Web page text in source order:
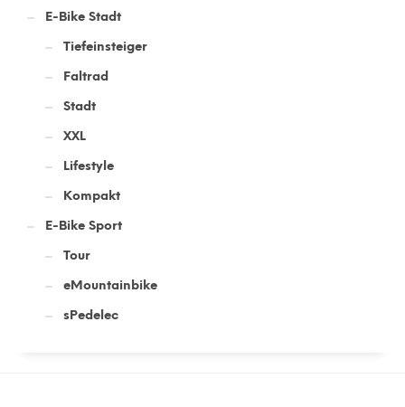
E-Bike Stadt
Tiefeinsteiger
Faltrad
Stadt
XXL
Lifestyle
Kompakt
E-Bike Sport
Tour
eMountainbike
sPedelec